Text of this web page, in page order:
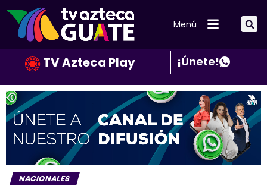
Menú
TV Azteca Play ¡Únete!
NACIONALES